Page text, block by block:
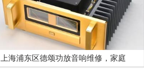
上海浦东区德颂功放音响维修，家庭